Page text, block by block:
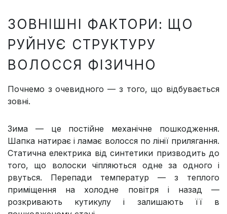
ЗОВНІШНІ ФАКТОРИ: ЩО
РУЙНУЄ СТРУКТУРУ
ВОЛОССЯ ФІЗИЧНО
Почнемо з очевидного — з того, що відбувається
зовні.
Зима — це постійне механічне пошкодження.
Шапка натирає і ламає волосся по лінії прилягання.
Статична електрика від синтетики призводить до
того, що волоски чіпляються одне за одного і
рвуться. Перепади температур — з теплого
приміщення на холодне повітря і назад —
розкривають кутикулу і залишають її в